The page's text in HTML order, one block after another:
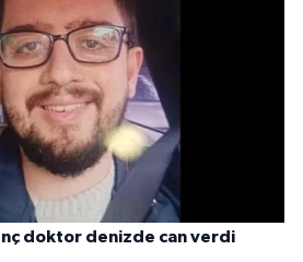
doktor denizde can verdi